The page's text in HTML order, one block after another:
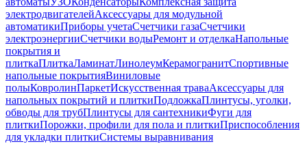
электродвигателейАксессуары для модульной
автоматикиПриборы учетаСчетчики газаСчетчики
электроэнергииСчетчики водыРемонт и отделкаНапольные
покрытия и
плиткаПлиткаЛаминатЛинолеумКерамогранитСпортивные
напольные покрытияВиниловые
полыКовролинПаркетИскусственная траваАксессуары для
напольных покрытий и плиткиПодложкаПлинтусы, уголки,
обводы для трубПлинтусы для сантехникиФуги для
плиткиПорожки, профили для пола и плиткиПриспособления
для укладки плиткиСистемы выравнивания